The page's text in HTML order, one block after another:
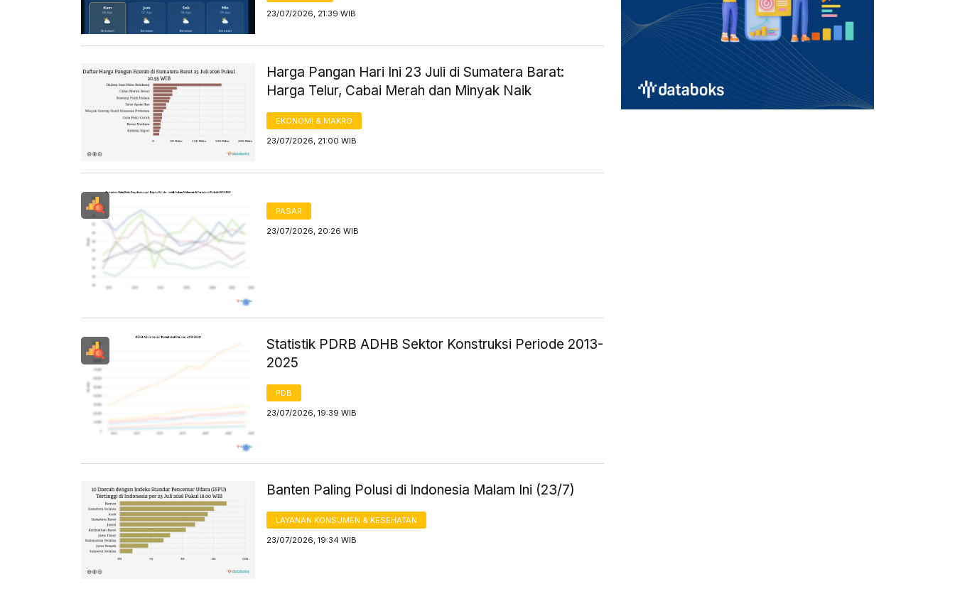
23/07/2026, 21:39 WIB
Harga Pangan Hari Ini 23 Juli di Sumatera Barat:
Harga Telur, Cabai Merah dan Minyak Naik
EKONOMI & MAKRO
23/07/2026, 21:00 WIB
PASAR
23/07/2026, 20:26 WIB
Statistik PDRB ADHB Sektor Konstruksi Periode 2013-
2025
PDB
23/07/2026, 19:39 WIB
Banten Paling Polusi di Indonesia Malam Ini (23/7)
LAYANAN KONSUMEN & KESEHATAN
23/07/2026, 19:34 WIB